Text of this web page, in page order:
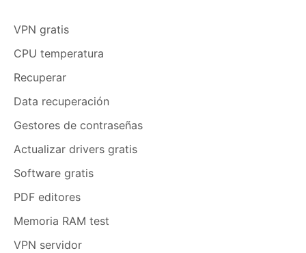
VPN gratis
CPU temperatura
Recuperar
Data recuperación
Gestores de contraseñas
Actualizar drivers gratis
Software gratis
PDF editores
Memoria RAM test
VPN servidor